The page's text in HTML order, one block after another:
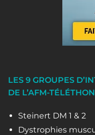
LES 9 GROUPES
DE L’AFM-
Steinert DM 1 & 2
Dystrophies